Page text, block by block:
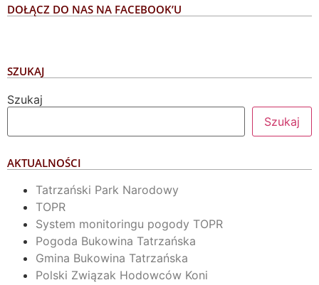
DOŁĄCZ DO NAS NA FACEBOOK’U
SZUKAJ
Szukaj
Szukaj
AKTUALNOŚCI
Tatrzański Park Narodowy
TOPR
System monitoringu pogody TOPR
Pogoda Bukowina Tatrzańska
Gmina Bukowina Tatrzańska
Polski Związak Hodowców Koni